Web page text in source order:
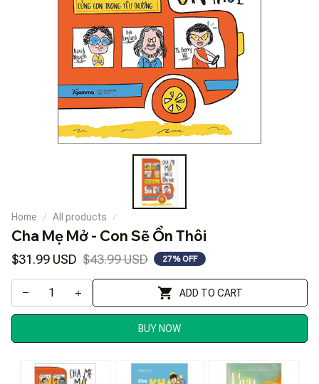
Home All products
Cha Mẹ Mở - Con Sẽ Ổn Thôi
$31.99 USD $43.99 USD 27% OFF
ADD TO CART
BUY NOW